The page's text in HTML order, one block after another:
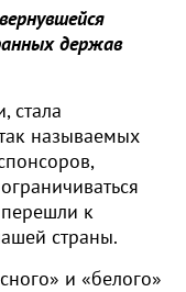
держав
стала
называемых
к
страны.
и «белого»